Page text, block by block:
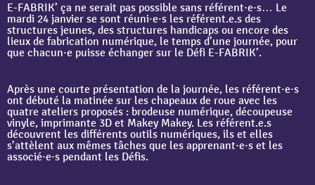
E-FABRIK’ ça ne serait pas possible sans référent·e·s… Le
mardi 24 janvier se sont réuni·e·s les référent.e.s des
structures jeunes, des structures handicaps ou encore des
lieux de fabrication numérique, le temps d’une journée, pour
que chacun·e puisse échanger sur le Défi E-FABRIK’.
Après une courte présentation de la journée, les référent·e·s
ont débuté la matinée sur les chapeaux de roue avec les
quatre ateliers proposés : brodeuse numérique, découpeuse
vinyle, imprimante 3D et Makey Makey. Les référent.e.s
découvrent les différents outils numériques, ils et elles
s’attèlent aux mêmes tâches que les apprenant·e·s et les
associé·e·s pendant les Défis.